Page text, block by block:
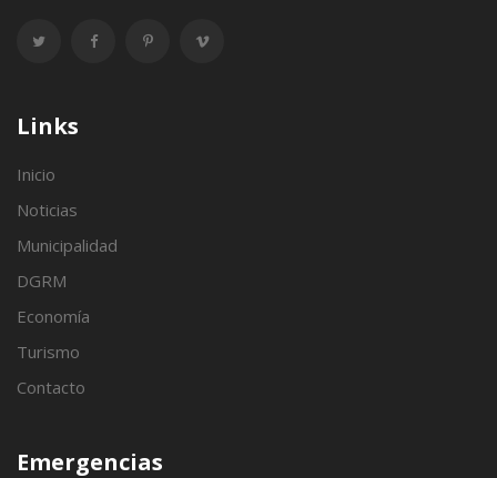
Links
Inicio
Noticias
Municipalidad
DGRM
Economía
Turismo
Contacto
Emergencias